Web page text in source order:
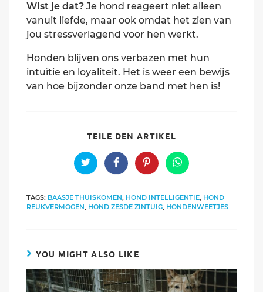
Wist je dat? Je hond reageert niet alleen
vanuit liefde, maar ook omdat het zien van
jou stressverlagend voor hen werkt.
Honden blijven ons verbazen met hun
intuïtie en loyaliteit. Het is weer een bewijs
van hoe bijzonder onze band met hen is!
TEILE DEN ARTIKEL
CONTENT
Opens
in
window
Opens
in
window
Opens
in
window
Opens
in
window
TAGS: BAASJE THUISKOMEN, HOND INTELLIGENTIE, HOND
REUKVERMOGEN, HOND ZESDE ZINTUIG, HONDENWEETJES
YOU MIGHT ALSO LIKE